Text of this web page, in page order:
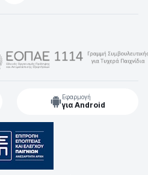
Εφαρμογή
για Android